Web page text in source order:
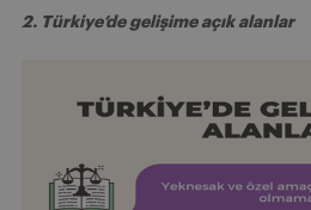
2. Türkiye’de gelişime açık alanlar